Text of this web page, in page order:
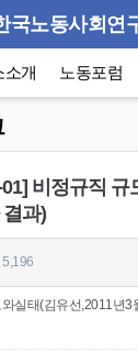
국노동사회연
소개 노동포럼
비정규직 규
과)
5,196
실태(김유선,2011년3